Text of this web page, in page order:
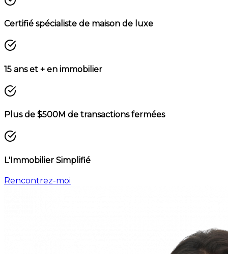
Certifié spécialiste de maison de luxe
15 ans et + en immobilier
Plus de $500M de transactions fermées
L'Immobilier Simplifié
Rencontrez-moi